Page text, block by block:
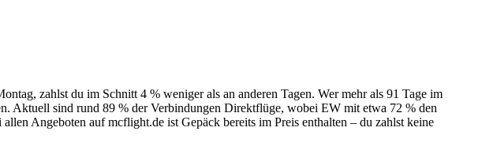
zahlst du im Schnitt 4 % weniger als an anderen Tagen. Wer mehr als 91 Tage im
Aktuell sind rund 89 % der Verbindungen Direktflüge, wobei EW mit etwa 72 % den
Angeboten auf mcflight.de ist Gepäck bereits im Preis enthalten – du zahlst keine